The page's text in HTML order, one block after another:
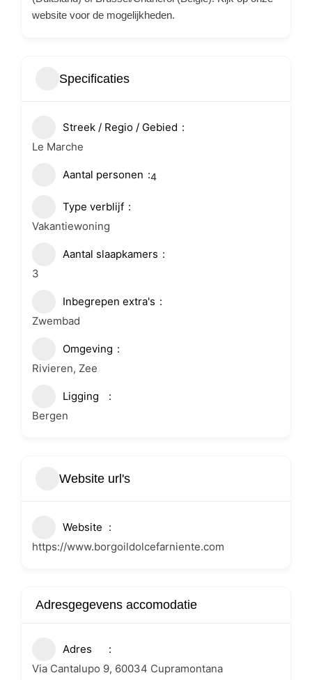
website voor de mogelijkheden.
Specificaties
Streek / Regio / Gebied
Le Marche
Aantal personen 4
Type verblijf
Vakantiewoning
Aantal slaapkamers
3
Inbegrepen extra's
Zwembad
Omgeving
Rivieren, Zee
Ligging
Bergen
Website url's
Website
https://www.borgoildolcefarniente.com
Adresgegevens accomodatie
Adres
Via Cantalupo 9, 60034 Cupramontana